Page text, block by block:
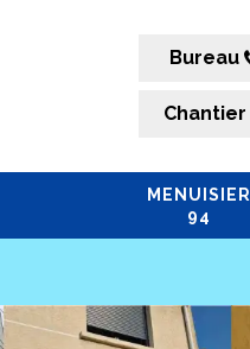
Bureau
Chantier
MENUISIER
94